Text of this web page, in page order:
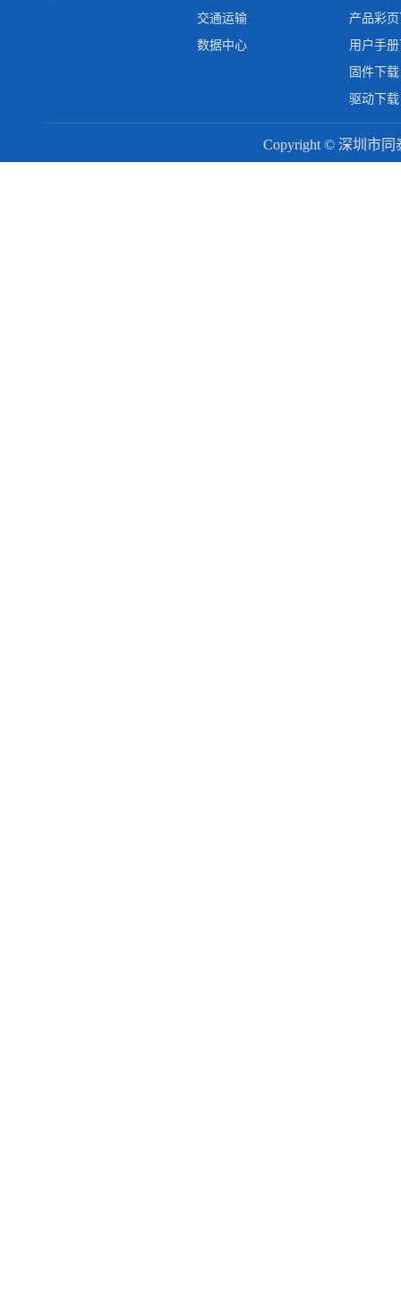
交通运输
数据中心
产品彩
用户手
固件下载
驱动下载
Copyright © 深圳市同